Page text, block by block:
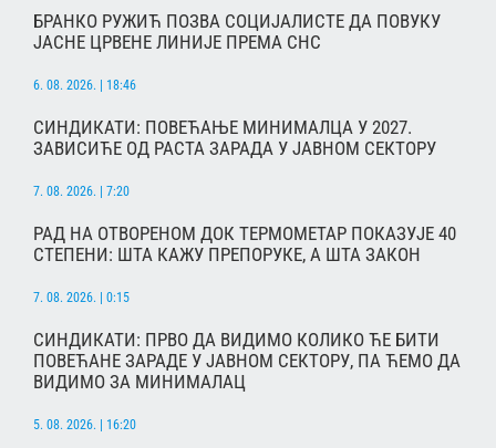
БРАНКО РУЖИЋ ПОЗВА СОЦИЈАЛИСТЕ ДА ПОВУКУ
ЈАСНЕ ЦРВЕНЕ ЛИНИЈЕ ПРЕМА СНС
6. 08. 2026. | 18:46
СИНДИКАТИ: ПОВЕЋАЊЕ МИНИМАЛЦА У 2027.
ЗАВИСИЋЕ ОД РАСТА ЗАРАДА У ЈАВНОМ СЕКТОРУ
7. 08. 2026. | 7:20
РАД НА ОТВОРЕНОМ ДОК ТЕРМОМЕТАР ПОКАЗУЈЕ 40
СТЕПЕНИ: ШТА КАЖУ ПРЕПОРУКЕ, А ШТА ЗАКОН
7. 08. 2026. | 0:15
СИНДИКАТИ: ПРВО ДА ВИДИМО КОЛИКО ЋЕ БИТИ
ПОВЕЋАНЕ ЗАРАДЕ У ЈАВНОМ СЕКТОРУ, ПА ЋЕМО ДА
ВИДИМО ЗА МИНИМАЛАЦ
5. 08. 2026. | 16:20